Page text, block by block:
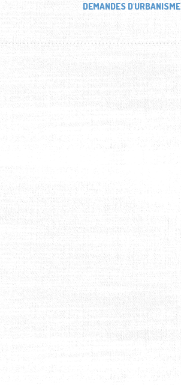
DEMANDES D'URBANISME